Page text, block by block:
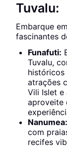
Tuvalu:
Embarque
fascinantes
Funafuti:
Tuvalu,
históricos
atrações
Vili Islet e
aproveite
Nanumea:
com
recifes